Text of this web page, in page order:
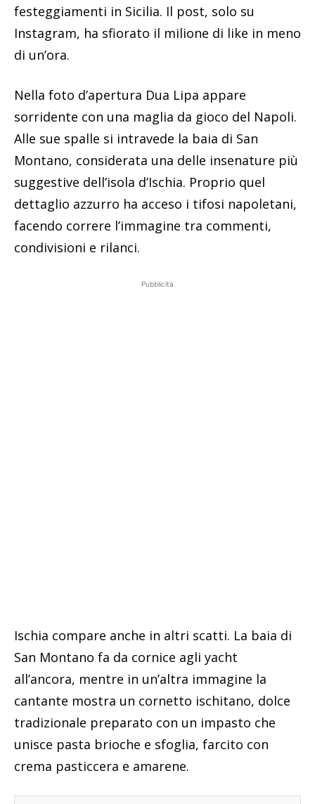
festeggiamenti in Sicilia. Il post, solo su
Instagram, ha sfiorato il milione di like in meno
di un’ora.
Nella foto d’apertura Dua Lipa appare
sorridente con una maglia da gioco del Napoli.
Alle sue spalle si intravede la baia di San
Montano, considerata una delle insenature più
suggestive dell’isola d’Ischia. Proprio quel
dettaglio azzurro ha acceso i tifosi napoletani,
facendo correre l’immagine tra commenti,
condivisioni e rilanci.
Pubblicità
Ischia compare anche in altri scatti. La baia di
San Montano fa da cornice agli yacht
all’ancora, mentre in un’altra immagine la
cantante mostra un cornetto ischitano, dolce
tradizionale preparato con un impasto che
unisce pasta brioche e sfoglia, farcito con
crema pasticcera e amarene.